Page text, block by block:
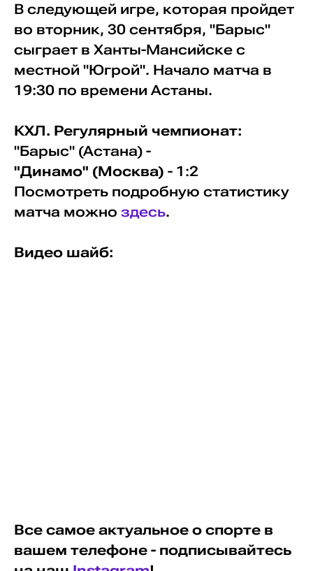
В следующей игре, которая пройдет
во вторник, 30 сентября, "Барыс"
сыграет в Ханты-Мансийске с
местной "Югрой". Начало матча в
19:30 по времени Астаны.
КХЛ. Регулярный чемпионат:
"Барыс" (Астана) -
"Динамо" (Москва) - 1:2
Посмотреть подробную статистику
матча можно здесь.
Видео шайб:
Все самое актуальное о спорте в
вашем телефоне - подписывайтесь